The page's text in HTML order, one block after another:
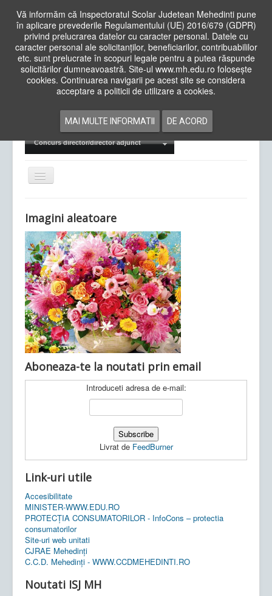
Vă informăm că Inspectoratul Scolar Judetean Mehedinti pune
în aplicare prevederile Regulamentului (UE) 2016/679 (GDPR)
privind prelucrarea datelor cu caracter personal. Datele cu
caracter personal ale solicitanților, beneficiarilor, contribuabililor
etc. sunt prelucrate în scopuri legale pentru a putea răspunde
solicitărilor dumneavoastră. Site-ul www.mh.edu.ro folosește
cookies. Continuarea navigarii pe acest site se considera
acceptare a politicii de utilizare a cookies.
MAI MULTE INFORMATII DE ACORD
Cauta
in
siteAcasa Cadre Didactice
Examene Naționale
Concurs director/director adjunct
Comută
navigarea
Ultimele articole: Vi, 04.11.2022 -Inspectoratul Școlar
Județean Mehedinți
Imagini aleatoare
Aboneaza-te la noutati prin email
Introduceti adresa de e-mail:
Livrat de FeedBurner
Link-uri utile
Accesibilitate
MINISTER-WWW.EDU.RO
PROTECȚIA CONSUMATORILOR - InfoCons – protectia
consumatorilor
Site-uri web unitati
CJRAE Mehedinți
C.C.D. Mehedinţi - WWW.CCDMEHEDINTI.RO
Noutati ISJ MH